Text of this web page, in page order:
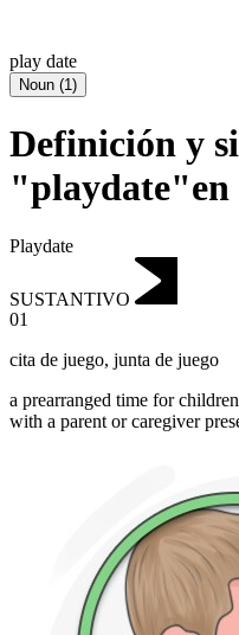
play date
Noun (1)
Definición y
"playdate"en
Playdate
SUSTANTIVO
01
cita de juego, junta de juego
a prearranged time for
with a parent or caregiver